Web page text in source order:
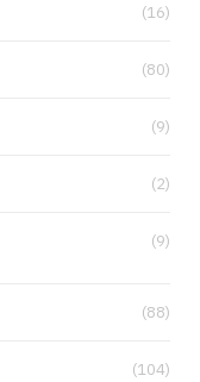
(16)
(80)
(9)
(2)
(9)
(88)
(104)